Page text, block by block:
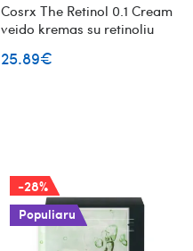
Cosrx The Retinol 0.1 Cream
veido kremas su retinoliu
25.89€
-28%
Populiaru